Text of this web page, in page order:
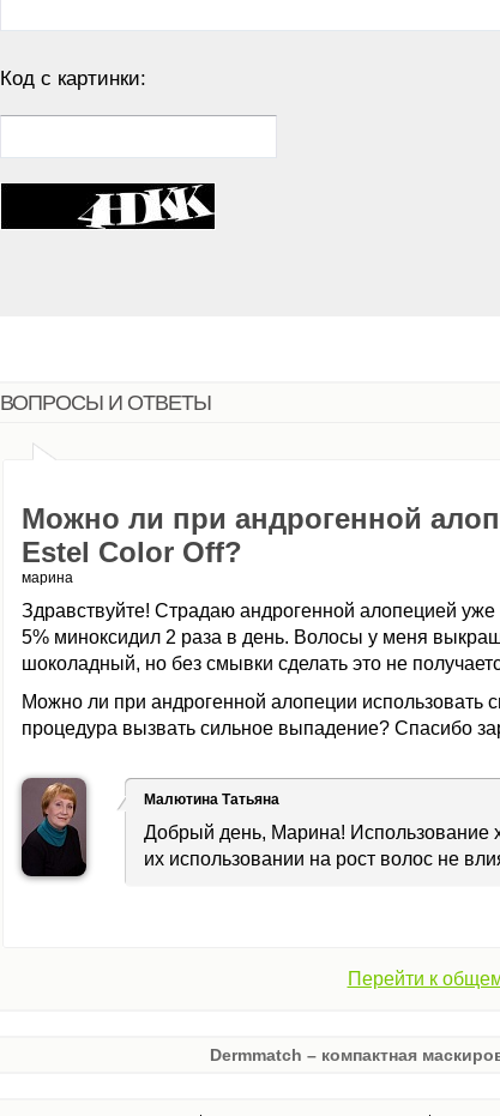
Код с картинки:
ВОПРОСЫ И ОТВЕТЫ
Можно ли при андрогенной
Estel Color Off?
марина
Здравствуйте! Страдаю андрогенной алопецией
5% миноксидил 2 раза в день. Волосы у меня
шоколадный, но без смывки сделать это не
Можно ли при андрогенной алопеции использовать
процедура вызвать сильное выпадение? Спасибо
Малютина Татьяна
Добрый день, Марина! Использование
их использовании на рост волос не
Перейти к
Dermmatch – компактная